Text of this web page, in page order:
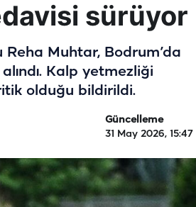
sürüyor
Muhtar, Bodrum’da
Kalp yetmezliği
olduğu bildirildi.
Güncelleme
31 May 2026, 15:47